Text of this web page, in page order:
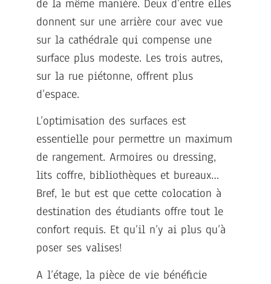
de la même manière. Deux d’entre elles
donnent sur une arrière cour avec vue
sur la cathédrale qui compense une
surface plus modeste. Les trois autres,
sur la rue piétonne, offrent plus
d’espace.
L’optimisation des surfaces est
essentielle pour permettre un maximum
de rangement. Armoires ou dressing,
lits coffre, bibliothèques et bureaux…
Bref, le but est que cette colocation à
destination des étudiants offre tout le
confort requis. Et qu’il n’y ai plus qu’à
poser ses valises!
A l’étage, la pièce de vie bénéficie